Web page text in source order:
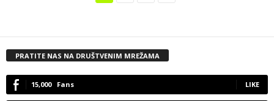
PRATITE NAS NA DRUŠTVENIM MREŽAMA
15,000 Fans LIKE